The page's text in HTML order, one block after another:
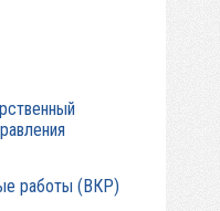
работы (ВКР)